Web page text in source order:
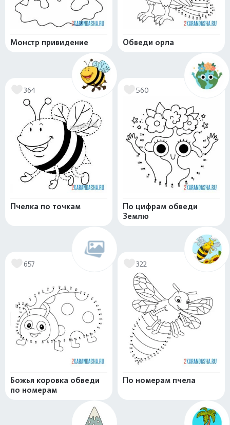
Монстр привидение Обведи орла
364
Пчелка по точкам
560
По цифрам обведи
Землю
657
Божья коровка обведи
по номерам
322
По номерам пчела